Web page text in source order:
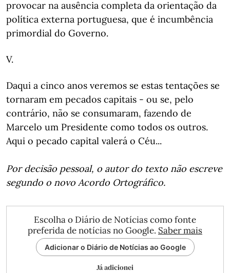
provocar na ausência completa da orientação da
política externa portuguesa, que é incumbência
primordial do Governo.
V.
Daqui a cinco anos veremos se estas tentações se
tornaram em pecados capitais - ou se, pelo
contrário, não se consumaram, fazendo de
Marcelo um Presidente como todos os outros.
Aqui o pecado capital valerá o Céu...
Por decisão pessoal, o autor do texto não escreve
segundo o novo Acordo Ortográfico.
Escolha o Diário de Notícias como fonte
preferida de notícias no Google. Saber mais
Adicionar o Diário de Notícias ao Google
Já adicionei